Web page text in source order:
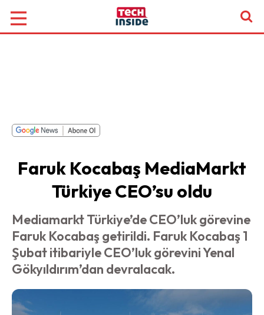
Faruk Kocabaş MediaMarkt
Türkiye CEO’su oldu
Mediamarkt Türkiye’de CEO’luk görevine
Faruk Kocabaş getirildi. Faruk Kocabaş 1
Şubat itibariyle CEO’luk görevini Yenal
Gökyıldırım’dan devralacak.